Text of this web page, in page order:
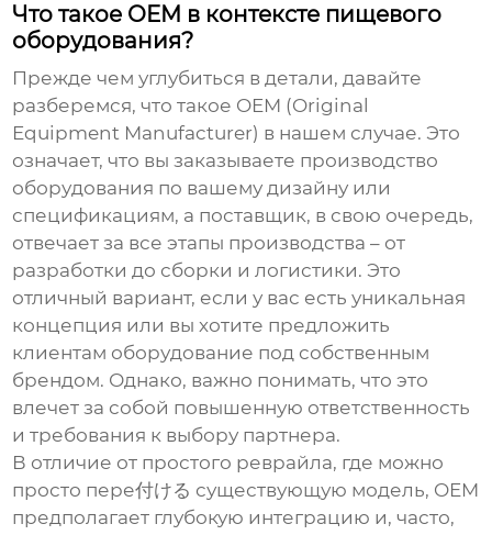
Что такое OEM в контексте пищевого
оборудования?
Прежде чем углубиться в детали, давайте
разберемся, что такое OEM (Original
Equipment Manufacturer) в нашем случае. Это
означает, что вы заказываете производство
оборудования по вашему дизайну или
спецификациям, а поставщик, в свою очередь,
отвечает за все этапы производства – от
разработки до сборки и логистики. Это
отличный вариант, если у вас есть уникальная
концепция или вы хотите предложить
клиентам оборудование под собственным
брендом. Однако, важно понимать, что это
влечет за собой повышенную ответственность
и требования к выбору партнера.
В отличие от простого реврайла, где можно
просто пере付ける существующую модель, OEM
предполагает глубокую интеграцию и, часто,